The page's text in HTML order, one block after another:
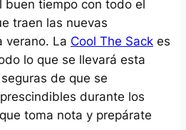
buen tiempo con todo el
traen las nuevas
verano. La Cool The Sackes
lo que se llevará esta
de que se
durante los
toma nota y prepárate